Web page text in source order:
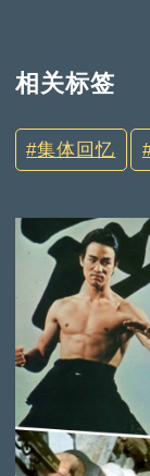
相关标签
集体回忆